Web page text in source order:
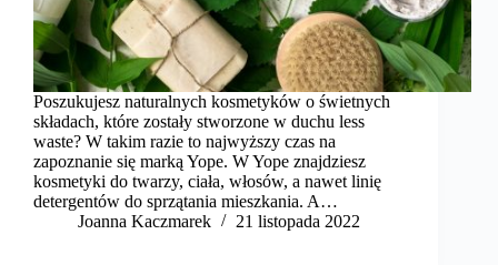
Poszukujesz naturalnych kosmetyków o świetnych
składach, które zostały stworzone w duchu less
waste? W takim razie to najwyższy czas na
zapoznanie się marką Yope. W Yope znajdziesz
kosmetyki do twarzy, ciała, włosów, a nawet linię
detergentów do sprzątania mieszkania. A…
Joanna Kaczmarek
21 listopada 2022